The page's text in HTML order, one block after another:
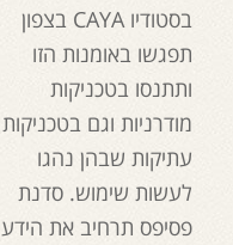
בסטודיו CAYA בצפון
תפגשו באומנות הזו
ותתנסו בטכניקות
מודרניות וגם בטכניקות
עתיקות שבהן נהגו
לעשות שימוש. סדנת
פסיפס תרחיב את הידע